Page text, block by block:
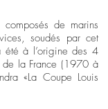
composés de marins
soudés par cet
été à l’origine des 4
de la France (1970 à
«La Coupe Louis